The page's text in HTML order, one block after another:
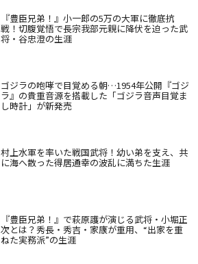
『豊臣兄弟！』小一郎の5万の大軍に徹底抗
戦！切腹覚悟で長宗我部元親に降伏を迫った武
将・谷忠澄の生涯
ゴジラの咆哮で目覚める朝…1954年公開『ゴジ
ラ』の貴重音源を搭載した「ゴジラ音声目覚ま
し時計」が新発売
村上水軍を率いた戦国武将！幼い弟を支え、共
に海へ散った得居通幸の波乱に満ちた生涯
『豊臣兄弟！』で萩原護が演じる武将・小堀正
次とは？秀長・秀吉・家康が重用、“出家を重
ねた実務派”の生涯